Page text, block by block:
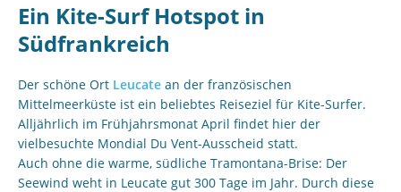
Ein Kite-Surf Hotspot in
Südfrankreich
Der schöne Ort Leucate an der französischen
Mittelmeerküste ist ein beliebtes Reiseziel für Kite-Surfer.
Alljährlich im Frühjahrsmonat April findet hier der
vielbesuchte Mondial Du Vent-Ausscheid statt.
Auch ohne die warme, südliche Tramontana-Brise: Der
Seewind weht in Leucate gut 300 Tage im Jahr. Durch diese